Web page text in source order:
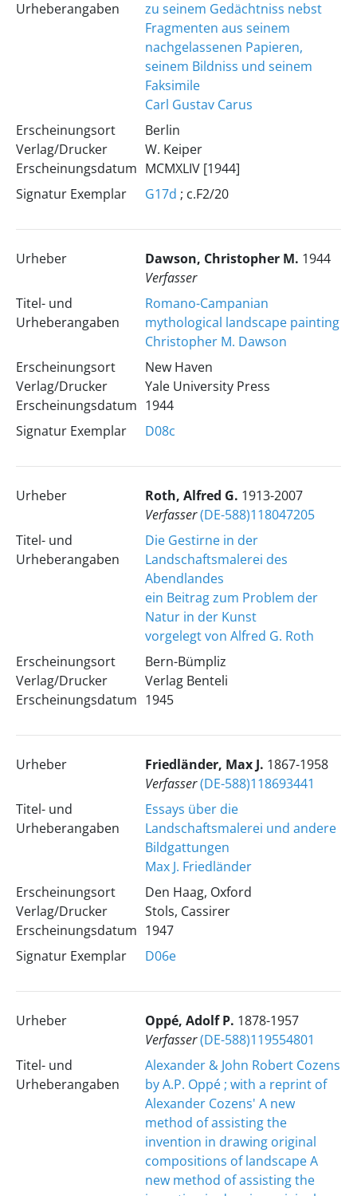
Urheberangaben
zu seinem Gedächtniss nebst
Fragmenten aus seinem
nachgelassenen Papieren,
seinem Bildniss und seinem
Faksimile
Carl Gustav Carus
Erscheinungsort
Verlag/Drucker
Erscheinungsdatum
Berlin
W. Keiper
MCMXLIV [1944]
Signatur Exemplar
G17d ; c.F2/20
Urheber Dawson, Christopher M. 1944
Verfasser
Titel- und
Urheberangaben
Romano-Campanian
mythological landscape painting
Christopher M. Dawson
Erscheinungsort
Verlag/Drucker
Erscheinungsdatum
New Haven
Yale University Press
1944
Signatur Exemplar
D08c
Urheber Roth, Alfred G. 1913-2007
Verfasser(DE-588)118047205
Titel- und
Urheberangaben
Die Gestirne in der
Landschaftsmalerei des
Abendlandes
ein Beitrag zum Problem der
Natur in der Kunst
vorgelegt von Alfred G. Roth
Erscheinungsort
Verlag/Drucker
Erscheinungsdatum
Bern-Bümpliz
Verlag Benteli
1945
Urheber Friedländer, Max J. 1867-1958
Verfasser(DE-588)118693441
Titel- und
Urheberangaben
Essays über die
Landschaftsmalerei und andere
Bildgattungen
Max J. Friedländer
Erscheinungsort
Verlag/Drucker
Erscheinungsdatum
Den Haag, Oxford
Stols, Cassirer
1947
Signatur Exemplar
D06e
Urheber Oppé, Adolf P. 1878-1957
Verfasser(DE-588)119554801
Titel- und
Urheberangaben
Alexander & John Robert Cozens
by A.P. Oppé ; with a reprint of
Alexander Cozens' A new
method of assisting the
invention in drawing original
compositions of landscapeA
new method of assisting the